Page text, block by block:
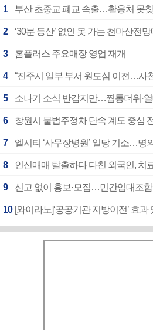
1 부산 초중교 폐교 속출…활용처 못
2 ‘30분 등산’ 없인 못 가는 천마산전
3 홈플러스 주요매장 영업 재개
4 “진주시 일부 부서 원도심 이전…사
5 소나기 소식 반갑지만…찜통더위·
6 창원시 불법주정차 단속 계도 중심
7 엘시티 ‘사무장병원’ 일당 기소…명
8 인신매매 탈출하다 다친 외국인, 치
9 신고 없이 홍보·모집…민간임대조
10 [와이라노]‘공공기관 지방이전’ 효과